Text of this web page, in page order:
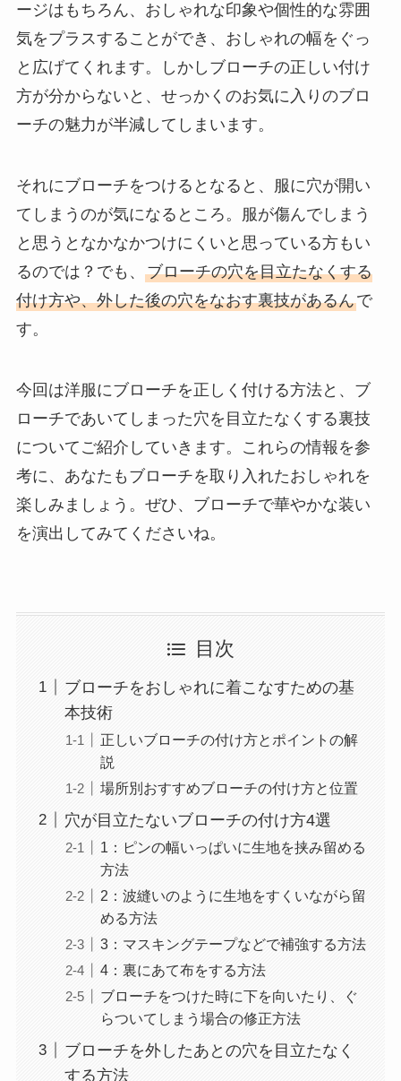
ージはもちろん、おしゃれな印象や個性的な雰囲
気をプラスすることができ、おしゃれの幅をぐっ
と広げてくれます。しかしブローチの正しい付け
方が分からないと、せっかくのお気に入りのブロ
ーチの魅力が半減してしまいます。
それにブローチをつけるとなると、服に穴が開い
てしまうのが気になるところ。服が傷んでしまう
と思うとなかなかつけにくいと思っている方もい
るのでは？でも、 ブローチの穴を目立たなくする
付け方や、外した後の穴をなおす裏技があるんで
す。
今回は洋服にブローチを正しく付ける方法と、ブ
ローチであいてしまった穴を目立たなくする裏技
についてご紹介していきます。これらの情報を参
考に、あなたもブローチを取り入れたおしゃれを
楽しみましょう。ぜひ、ブローチで華やかな装い
を演出してみてくださいね。
目次
ブローチをおしゃれに着こなすための基
本技術
正しいブローチの付け方とポイントの解
説
場所別おすすめブローチの付け方と位置
穴が目立たないブローチの付け方4選
1：ピンの幅いっぱいに生地を挟み留める
方法
2：波縫いのように生地をすくいながら留
める方法
3：マスキングテープなどで補強する方法
4：裏にあて布をする方法
ブローチをつけた時に下を向いたり、ぐ
らついてしまう場合の修正方法
ブローチを外したあとの穴を目立たなく
する方法